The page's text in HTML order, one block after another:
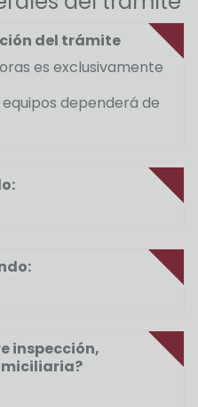
del trámite
es exclusivamente
equipos dependerá de
inspección,